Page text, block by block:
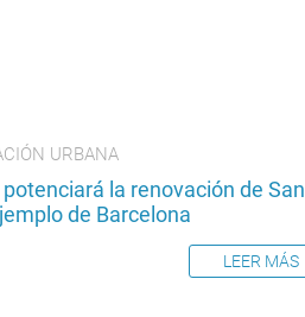
URBANA
la renovación de San
de Barcelona
LEER MÁS